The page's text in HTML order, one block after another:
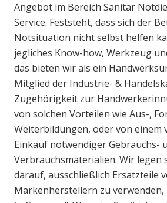
Angebot im Bereich Sanitär
Service. Feststeht, dass sich der
Notsituation nicht selbst helfen
jegliches Know-how, Werkzeug
das bieten wir als ein
Mitglied der Industrie- &
Zugehörigkeit zur
von solchen Vorteilen wie Aus-,
Weiterbildungen, oder von einem
Einkauf notwendiger Gebrauchs-
Verbrauchsmaterialien. Wir legen
darauf, ausschließlich Ersatzteile
Markenherstellern zu verwenden,